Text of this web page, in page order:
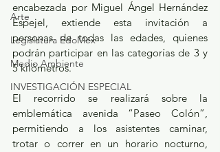
Arte
Legislatura EdoMéx
Medio Ambiente
INVESTIGACIÓN ESPECIAL
encabezada por Miguel Ángel Hernández
Espejel, extiende esta invitación a
personas de todas las edades, quienes
podrán participar en las categorías de 3 y
5 kilómetros.
El recorrido se realizará sobre la
emblemática avenida “Paseo Colón”,
permitiendo a los asistentes caminar,
trotar o correr en un horario nocturno,